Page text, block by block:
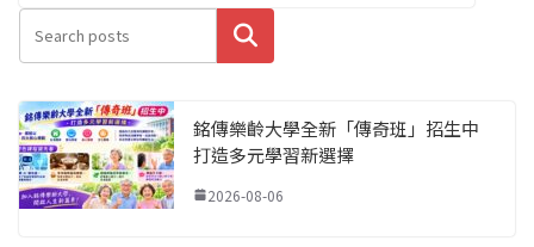
搜尋
銘傳樂齡大學全新「傳奇班」招生中
打造多元學習新選擇
2026-08-06